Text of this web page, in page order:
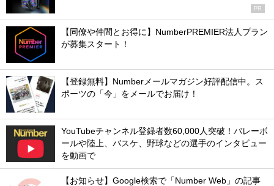
PR
【同僚や仲間とお得に】NumberPREMIER法人プラン
が募集スタート！
【登録無料】Numberメールマガジン好評配信中。ス
ポーツの「今」をメールでお届け！
YouTubeチャンネル登録者数60,000人突破！バレーボ
ールや陸上、バスケ、野球などの選手のインタビュー
を動画で
【お知らせ】Google検索で「Number Web」の記事